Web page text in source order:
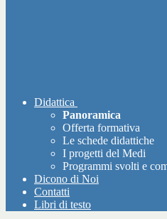
Didattica
Panoramica
Offerta formativa
Le schede didattiche
I progetti del Medi
Programmi svolti e
Dicono di Noi
Contatti
Libri di testo